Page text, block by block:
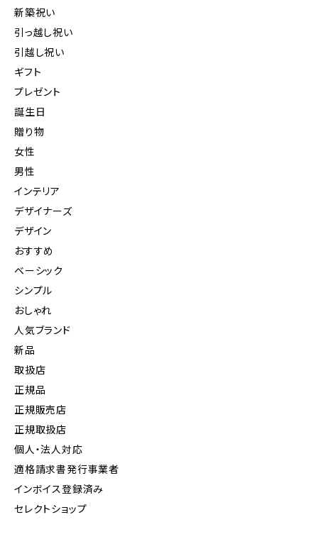
新築祝い
引っ越し祝い
引越し祝い
ギフト
プレゼント
誕生日
贈り物
女性
男性
インテリア
デザイナーズ
デザイン
おすすめ
ベーシック
シンプル
おしゃれ
人気ブランド
新品
取扱店
正規品
正規販売店
正規取扱店
個人・法人対応
適格請求書発行事業者
インボイス登録済み
セレクトショップ